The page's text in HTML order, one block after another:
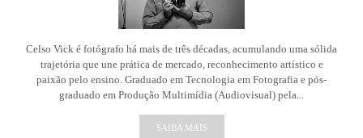
Celso Vick é fotógrafo há mais de três décadas, acumulando uma sólida
trajetória que une prática de mercado, reconhecimento artístico e
paixão pelo ensino. Graduado em Tecnologia em Fotografia e pós-
graduado em Produção Multimídia (Audiovisual) pela...
SAIBA MAIS